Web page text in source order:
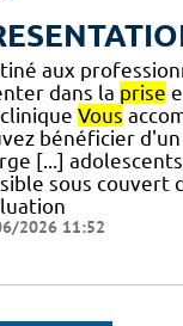
aux
dans la prise
Vous
bénéficier
[...]
sous couvert
2026 11:52